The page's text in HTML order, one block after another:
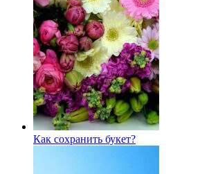
Как сохранить букет?